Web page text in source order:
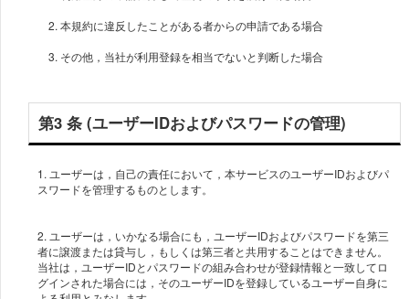
2. 本規約に違反したことがある者からの申請である場合
3. その他，当社が利用登録を相当でないと判断した場合
第3 条 (ユーザーIDおよびパスワードの管理)
1. ユーザーは，自己の責任において，本サービスのユーザーIDおよびパ
2. ユーザーは，いかなる場合にも，ユーザーIDおよびパスワードを第三
者に譲渡または貸与し，もしくは第三者と共用することはできません。
当社は，ユーザーIDとパスワードの組み合わせが登録情報と一致してロ
グインされた場合には，そのユーザーIDを登録しているユーザー自身に